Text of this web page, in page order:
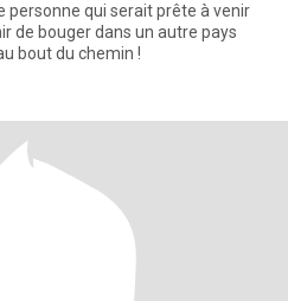
qui serait prête à venir
de bouger dans un autre pays
bout du chemin !